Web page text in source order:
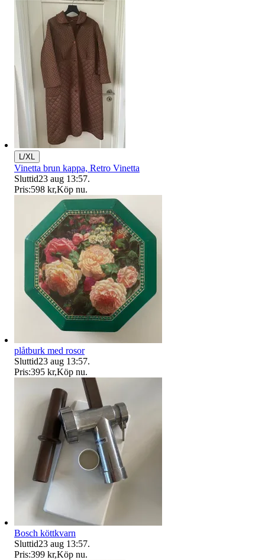
L/XL
Vinetta brun kappa, Retro Vinetta
Sluttid23 aug 13:57.
Pris:598 kr,Köp nu.
plåtburk med rosor
Sluttid23 aug 13:57.
Pris:395 kr,Köp nu.
Bosch köttkvarn
Sluttid23 aug 13:57.
Pris:399 kr,Köp nu.